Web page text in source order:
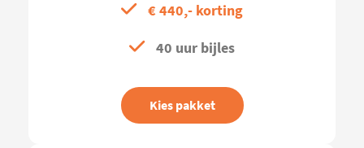
€ 440,- korting
40 uur bijles
Kies pakket